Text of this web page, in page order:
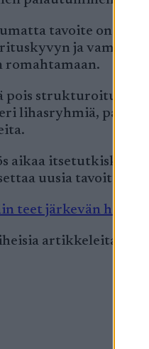
tavoite on
ja
romahtamaan.
pois strukturoitujen
lihasryhmiä,
aikaa
uusia tavoitteita
teet järkevän
artikkeleita